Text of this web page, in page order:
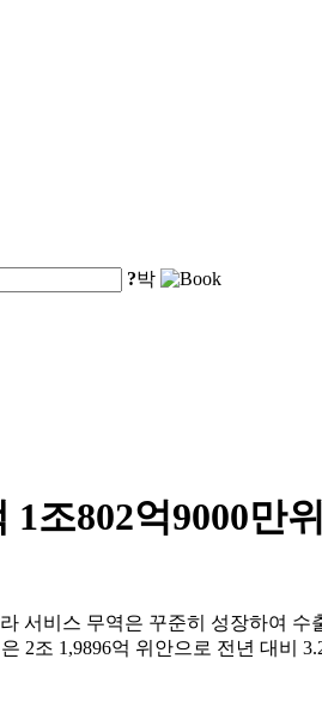
?박
조802억9000만
서비스 무역은 꾸준히 성장하여
2조 1,9896억 위안으로 전년 대비